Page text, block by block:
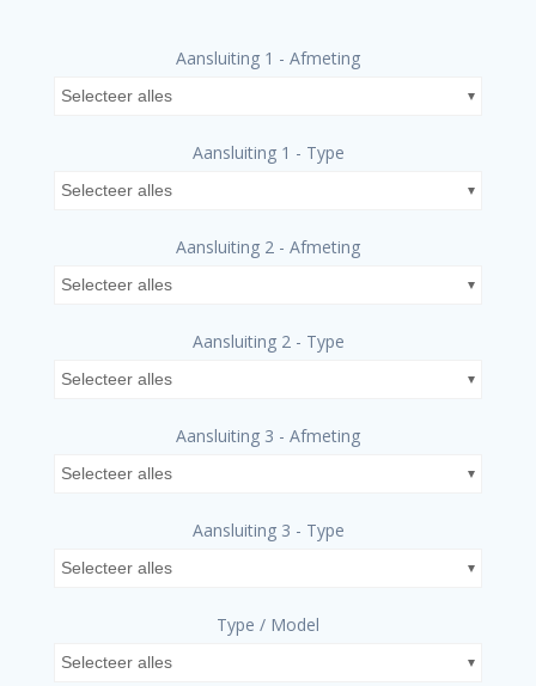
Aansluiting 1 - Afmeting
Selecteer alles
Aansluiting 1 - Type
Selecteer alles
Aansluiting 2 - Afmeting
Selecteer alles
Aansluiting 2 - Type
Selecteer alles
Aansluiting 3 - Afmeting
Selecteer alles
Aansluiting 3 - Type
Selecteer alles
Type / Model
Selecteer alles